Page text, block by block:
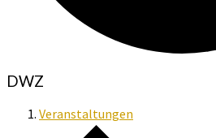
DWZ
Veranstaltungen